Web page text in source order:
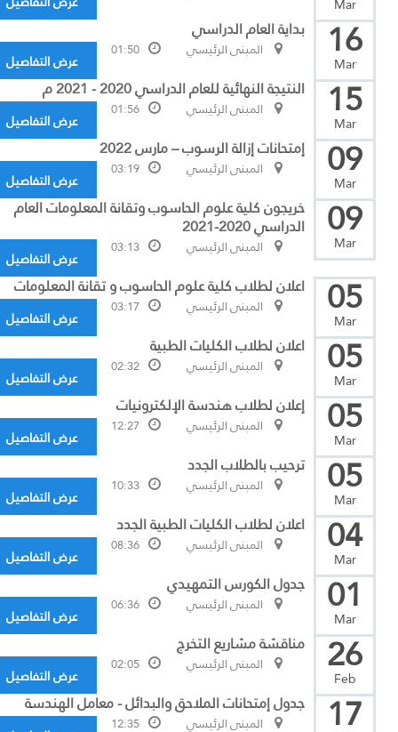
16
Mar
بداية العام الدراسي
المبنى الرئيسي 01:50
عرض التفاصيل
15
Mar
النتيجة النهائية للعام الدراسي 2020 - 2021 م
المبنى الرئيسي 01:56
عرض التفاصيل
09
Mar
إمتحانات إزالة الرسوب – مارس 2022
المبنى الرئيسي 03:19
عرض التفاصيل
09
Mar
خريجون كلية علوم الحاسوب وتقانة المعلومات العام
الدراسي 2020-2021
المبنى الرئيسي 03:13
عرض التفاصيل
05
Mar
اعلان لطلاب كلية علوم الحاسوب و تقانة المعلومات
المبنى الرئيسي 03:17
عرض التفاصيل
05
Mar
اعلان لطلاب الكليات الطبية
المبنى الرئيسي 02:32
عرض التفاصيل
05
Mar
إعلان لطلاب هندسة الإلكترونيات
المبنى الرئيسي 12:27
عرض التفاصيل
05
Mar
ترحيب بالطلاب الجدد
المبنى الرئيسي 10:33
عرض التفاصيل
04
Mar
اعلان لطلاب الكليات الطبية الجدد
المبنى الرئيسي 08:36
عرض التفاصيل
01
Mar
جدول الكورس التمهيدي
المبنى الرئيسي 06:36
عرض التفاصيل
26
Feb
مناقشة مشاريع التخرج
المبنى الرئيسي 02:05
عرض التفاصيل
17 جدول إمتحانات الملاحق والبدائل - معامل الهندسة
المبنى الرئيسي 12:35